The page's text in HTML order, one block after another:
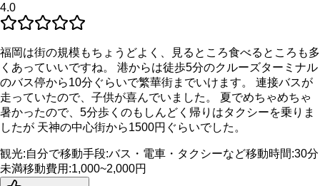
4.0
福岡は街の規模もちょうどよく、見るところ食べるところも多
くあっていいですね。 港からは徒歩5分のクルーズターミナル
のバス停から10分ぐらいで繁華街までいけます。 連接バスが
走っていたので、子供が喜んでいました。 夏でめちゃめちゃ
暑かったので、5分歩くのもしんどく帰りはタクシーを乗りま
したが 天神の中心街から1500円ぐらいでした。
観光:自分で移動手段:バス・電車・タクシーなど移動時間:30分
未満移動費用 :1,000~2,000円